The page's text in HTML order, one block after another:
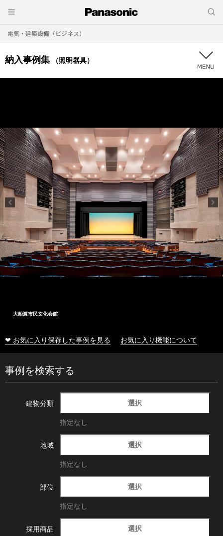
電気・建築設備（ビジネス）
納入事例集 （照明器具）
大船渡市民文化会館
❤ お気に入り保存した事例を見る お気に入り機能について
事例を検索する
建物分類 選択
指定なし
地域 選択
指定なし
部位 選択
指定なし
採用商品 選択